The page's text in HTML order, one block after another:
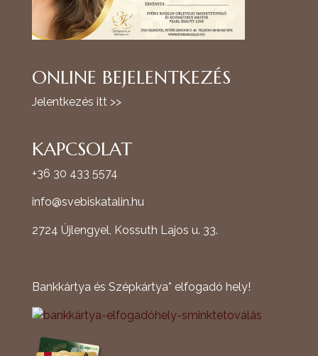
ONLINE BEJELENTKEZÉS
Jelentkezés itt >>
KAPCSOLAT
+36 30 433 5574
info@svebiskatalin.hu
2724 Újlengyel, Kossuth Lajos u. 33.
Bankkártya és Szépkártya* elfogadó hely!